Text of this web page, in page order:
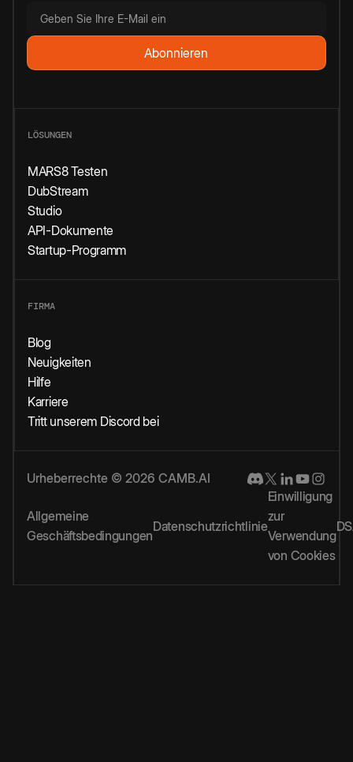
LÖSUNGEN
MARS8 Testen
DubStream
Studio
API-Dokumente
Startup-Programm
FIRMA
Blog
Neuigkeiten
Hilfe
Karriere
Tritt unserem Discord bei
Urheberrechte © 2026 CAMB.AI
Allgemeine
Geschäftsbedingungen
Datenschutzrichtlinie
Einwilligung
zur
Verwendung
von Cookies